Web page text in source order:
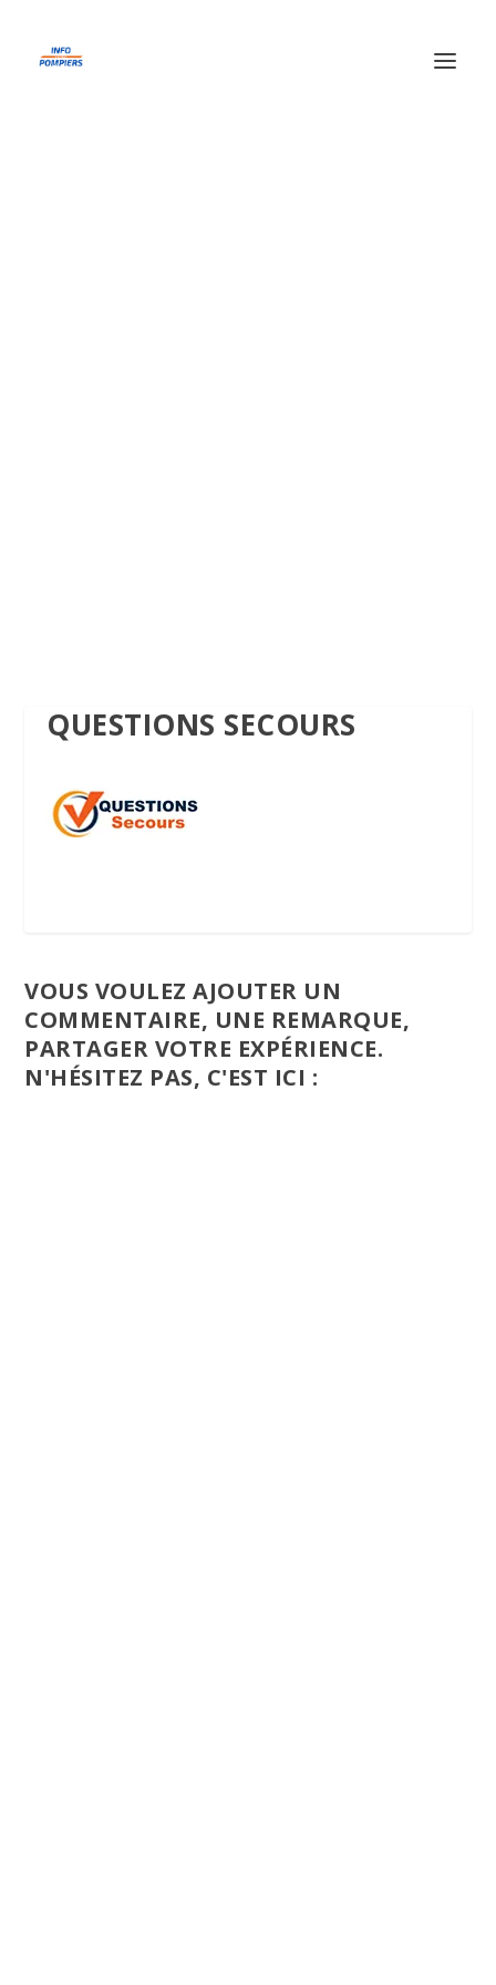
QUESTIONS SECOURS
VOUS VOULEZ AJOUTER UN
COMMENTAIRE, UNE REMARQUE,
PARTAGER VOTRE EXPÉRIENCE.
N'HÉSITEZ PAS, C'EST ICI :